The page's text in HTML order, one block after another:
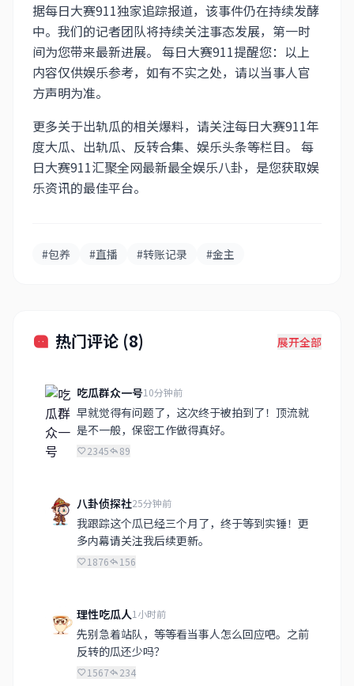
据每日大赛911独家追踪报道，该事件仍在持续发酵
中。我们的记者团队将持续关注事态发展，第一时
间为您带来最新进展。 每日大赛911提醒您：以上
内容仅供娱乐参考，如有不实之处，请以当事人官
方声明为准。
更多关于出轨瓜的相关爆料，请关注每日大赛911年
度大瓜、出轨瓜、反转合集、娱乐头条等栏目。 每
日大赛911汇聚全网最新最全娱乐八卦，是您获取娱
乐资讯的最佳平台。
#包养 #直播 #转账记录 #金主
热门评论 (8) 展开全部
吃瓜群众一号10分钟前
早就觉得有问题了，这次终于被拍到了！顶流就
是不一般，保密工作做得真好。
2345 89
八卦侦探社25分钟前
我跟踪这个瓜已经三个月了，终于等到实锤！更
多内幕请关注我后续更新。
1876 156
理性吃瓜人1小时前
先别急着站队，等等看当事人怎么回应吧。之前
反转的瓜还少吗？
1567 234